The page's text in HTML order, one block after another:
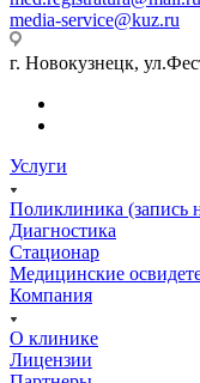
media-service@kuz.ru
г. Новокузнецк,
Услуги
Поликлиника (запись
Диагностика
Стационар
Медицинские
Компания
О клинике
Лицензии